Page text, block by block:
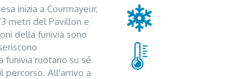
inizia a Courmayeur,
metri del Pavillon e
della funivia sono
funivia ruotano su sé
percorso. All'arrivo a